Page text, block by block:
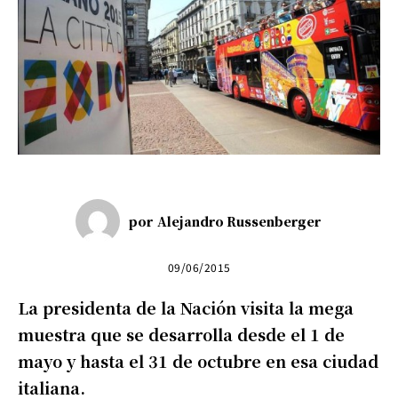
por Alejandro Russenberger
09/06/2015
La presidenta de la Nación visita la mega
muestra que se desarrolla desde el 1 de
mayo y hasta el 31 de octubre en esa ciudad
italiana.